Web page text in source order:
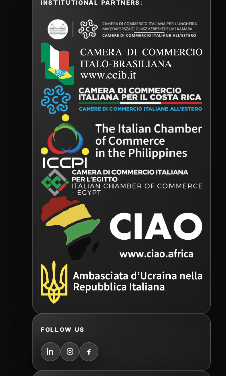
INSTITUTIONAL PARTNERS:
FOLLOW US